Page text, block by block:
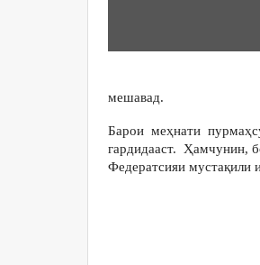
мешавад.
Барои меҳнати
гардидааст. Ҳамчунин,
Федератсияи мустақили